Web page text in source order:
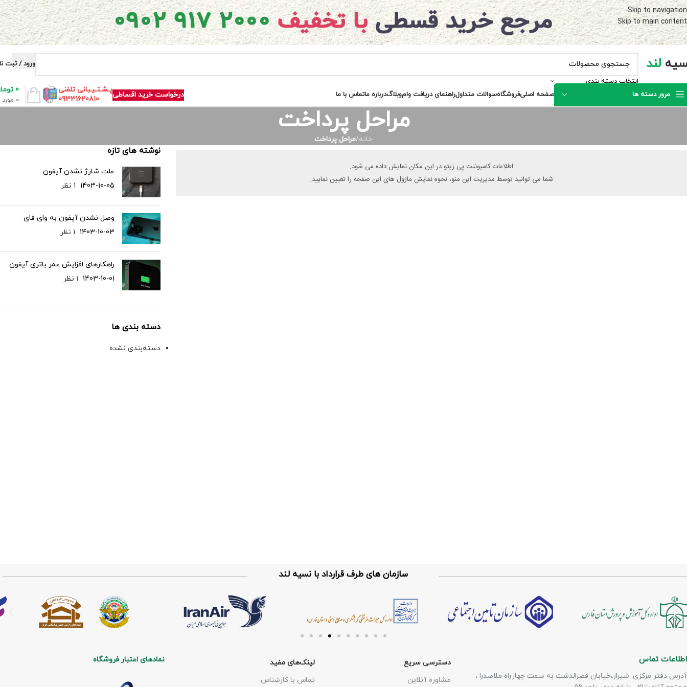
Skip to navigation
Skip to main content
لند
انتخاب دسته بندی
ورود / ثبت
مرور دسته ها صفحه اصلیفروشگاهسوالات متداولراهنمای دریافت واموبلاگدرباره ماتماس با ما درخواست خرید اقساطیپـشـتـیـبانی تلفنی
09331620810
0 مورد
0
مراحل پرداخت
خانه/مراحل پرداخت
اطلاعات کامپوننت پِی زیتو در این مکان نمایش داده می شود.
شما می توانید توسط مدیریت این منو، نحوه نمایش ماژول های این صفحه را تعیین نمایید.
نوشته های تازه
علت شارژ نشدن آیفون
1403-10-05 1 نظر
وصل نشدن آیفون به وای فای
1403-10-03 1 نظر
راهکارهای افزایش عمر باتری آیفون
1403-10-01 1 نظر
دسته بندی ها
دسته‌بندی نشده
سازمان های طرف قرارداد با نسیه لند
اطلاعات تماس
آدرس دفتر مرکزی: شیراز،خیابان قصرالدشت به سمت چهارراه ملاصدرا ،
دسترسی سریع
مشاوره آنلاین
لینک‌های مفید
تماس با کارشناس
نمادهای اعتبار فروشگاه